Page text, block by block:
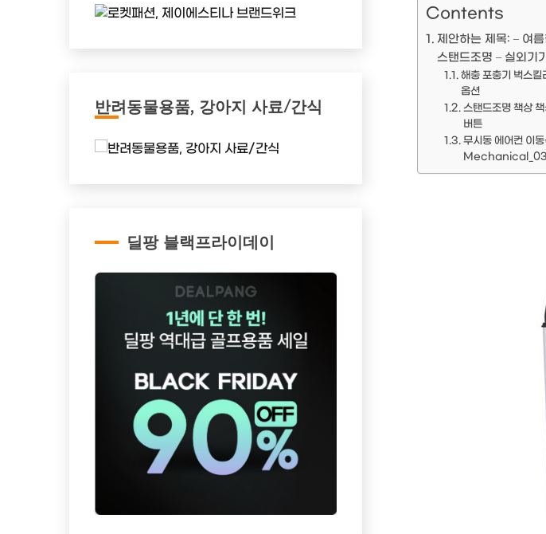
Contents
제안하는 제목: – 여
스탠드조명 – 실외기
해충 포충기 벅스
옵션
스탠드조명 책상
버튼
무시동 에어컨 이
반려동물용품, 강아지 사료/간식
딜팡 블랙프라이데이